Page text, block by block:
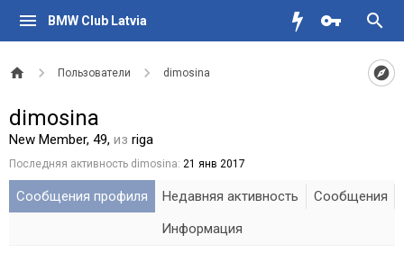
BMW Club Latvia
Пользователи dimosina
dimosina
New Member, 49, из riga
Последняя активность dimosina: 21 янв 2017
Сообщения профиля Недавняя активность
Сообщения
Информация